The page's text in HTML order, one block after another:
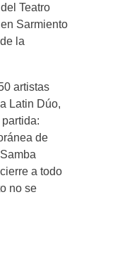
Teatro
Sarmiento
la
artistas
Latin Dúo,
de
a todo
no se